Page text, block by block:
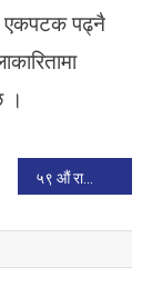
एकपटक पढ्नै
।
५९ औं राष्ट्रिय बाल दिवस विभिन्न कार्यक्रम गरी मनाइयाे